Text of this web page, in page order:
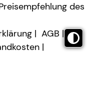
des
AGB